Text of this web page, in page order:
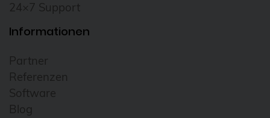
24×7 Support
Informationen
Partner
Referenzen
Software
Blog